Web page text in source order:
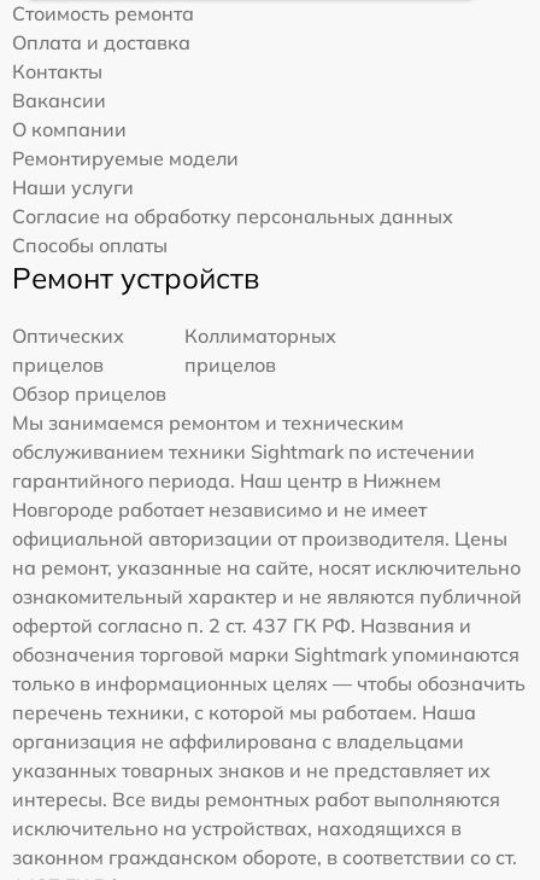
Стоимость ремонта
Оплата и доставка
Контакты
Вакансии
О компании
Ремонтируемые модели
Наши услуги
Согласие на обработку персональных данных
Способы оплаты
Ремонт устройств
Оптических
прицелов
Коллиматорных
прицелов
Обзор прицелов
Мы занимаемся ремонтом и техническим
обслуживанием техники Sightmark по истечении
гарантийного периода. Наш центр в Нижнем
Новгороде работает независимо и не имеет
официальной авторизации от производителя. Цены
на ремонт, указанные на сайте, носят исключительно
ознакомительный характер и не являются публичной
офертой согласно п. 2 ст. 437 ГК РФ. Названия и
обозначения торговой марки Sightmark упоминаются
только в информационных целях — чтобы обозначить
перечень техники, с которой мы работаем. Наша
организация не аффилирована с владельцами
указанных товарных знаков и не представляет их
интересы. Все виды ремонтных работ выполняются
исключительно на устройствах, находящихся в
законном гражданском обороте, в соответствии со ст.